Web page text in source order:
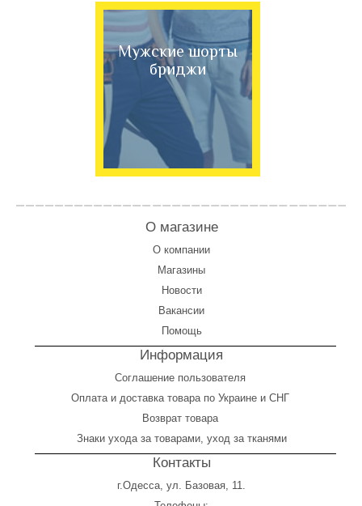
Мужские шорты
бриджи
О магазине
О компании
Магазины
Новости
Вакансии
Помощь
Информация
Соглашение пользователя
Оплатаи доставка товара по Украине и СНГ
Возврат товара
Знаки ухода за товарами, уход за тканями
Контакты
г.Одесса, ул. Базовая, 11.